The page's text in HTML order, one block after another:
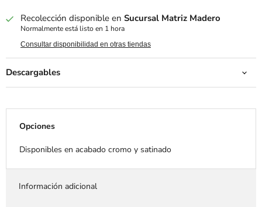
Recolección disponible en Sucursal Matriz Madero
Normalmente está listo en 1 hora
Consultar disponibilidad en otras tiendas
Descargables
Opciones
Disponibles en acabado cromo y satinado
Información adicional